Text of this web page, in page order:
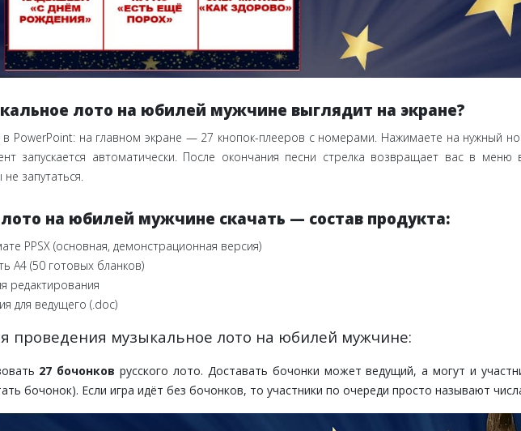
лото на юбилей мужчине выглядит на экране?
в PowerPoint: на главном экране — 27 кнопок-плееров с номерами. Нажимаете на нужный
запускается автоматически. После окончания песни стрелка возвращает вас в
запутаться.
на юбилей мужчине скачать — состав продукта:
PPSX (основная, демонстрационная версия)
А4 (50 готовых бланков)
редактирования
для ведущего (.doc)
проведения музыкальное лото на юбилей мужчине:
27 бочонков русского лото. Доставать бочонки может ведущий, а могут и
бочонок). Если игра идёт без бочонков, то участники по очереди просто называют